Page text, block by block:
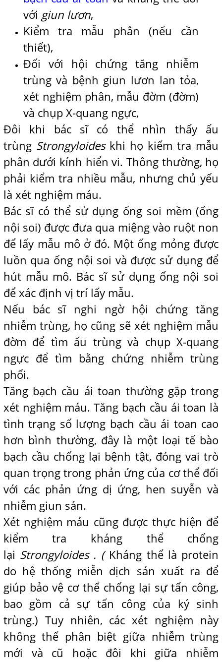
với giun lươn,
Kiểm tra mẫu phân (nếu cần
thiết),
Đối với hội chứng tăng nhiễm
trùng và bệnh giun lươn lan tỏa,
xét nghiệm phân, mẫu đờm (đờm)
và chụp X-quang ngực,
Đôi khi bác sĩ có thể nhìn thấy ấu
trùng Strongyloideskhi họ kiểm tra mẫu
phân dưới kính hiển vi. Thông thường, họ
phải kiểm tra nhiều mẫu, nhưng chủ yếu
là xét nghiệm máu.
Bác sĩ có thể sử dụng ống soi mềm (ống
nội soi) được đưa qua miệng vào ruột non
để lấy mẫu mô ở đó. Một ống mỏng được
luồn qua ống nội soi và được sử dụng để
hút mẫu mô. Bác sĩ sử dụng ống nội soi
để xác định vị trí lấy mẫu.
Nếu bác sĩ nghi ngờ hội chứng tăng
nhiễm trùng, họ cũng sẽ xét nghiệm mẫu
đờm để tìm ấu trùng và chụp X-quang
ngực để tìm bằng chứng nhiễm trùng
phổi.
Tăng bạch cầu ái toan thường gặp trong
xét nghiệm máu. Tăng bạch cầu ái toan là
tình trạng số lượng bạch cầu ái toan cao
hơn bình thường, đây là một loại tế bào
bạch cầu chống lại bệnh tật, đóng vai trò
quan trọng trong phản ứng của cơ thể đối
với các phản ứng dị ứng, hen suyễn và
nhiễm giun sán.
Xét nghiệm máu cũng được thực hiện để
kiểm tra kháng thể chống
lại Strongyloides . ( Kháng thể là protein
do hệ thống miễn dịch sản xuất ra để
giúp bảo vệ cơ thể chống lại sự tấn công,
bao gồm cả sự tấn công của ký sinh
trùng.) Tuy nhiên, các xét nghiệm này
không thể phân biệt giữa nhiễm trùng
mới và cũ hoặc đôi khi giữa nhiễm